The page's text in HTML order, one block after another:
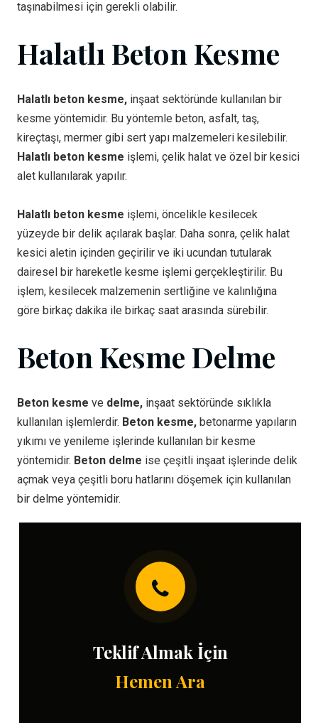
taşınabilmesi için gerekli olabilir.
Halatlı Beton Kesme
Halatlı beton kesme, inşaat sektöründe kullanılan bir
kesme yöntemidir. Bu yöntemle beton, asfalt, taş,
kireçtaşı, mermer gibi sert yapı malzemeleri kesilebilir.
Halatlı beton kesme işlemi, çelik halat ve özel bir kesici
alet kullanılarak yapılır.
Halatlı beton kesme işlemi, öncelikle kesilecek
yüzeyde bir delik açılarak başlar. Daha sonra, çelik halat
kesici aletin içinden geçirilir ve iki ucundan tutularak
dairesel bir hareketle kesme işlemi gerçekleştirilir. Bu
işlem, kesilecek malzemenin sertliğine ve kalınlığına
göre birkaç dakika ile birkaç saat arasında sürebilir.
Beton Kesme Delme
Beton kesme ve delme, inşaat sektöründe sıklıkla
kullanılan işlemlerdir. Beton kesme, betonarme yapıların
yıkımı ve yenileme işlerinde kullanılan bir kesme
yöntemidir. Beton delme ise çeşitli inşaat işlerinde delik
açmak veya çeşitli boru hatlarını döşemek için kullanılan
bir delme yöntemidir.
Teklif Almak İçin
Hemen Ara